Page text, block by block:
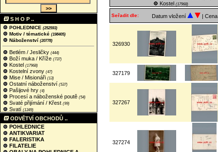
S H O P ..
POHLEDNICE (252593)
Motiv / tématické (198405)
Náboženství (20778)
Betlém / Jesličky (444)
Boží muka / Kříže (737)
Kostel (17968)
Kostelní zvony (47)
Mise / Misionáři (13)
Ostatní náboženství (537)
Pašijové hry (4)
Procesí a náboženské poutě (54)
Svaté přijímání / Křest (99)
Svatí (1349)
ODVĚTVÍ OBCHODŮ ..
POHLEDNICE
ANTIKVARIAT
FALERISTIKA
FILATELIE
Kostel (17968)
Seřadit dle: Datum vložení |
326930
327179
327267
327274